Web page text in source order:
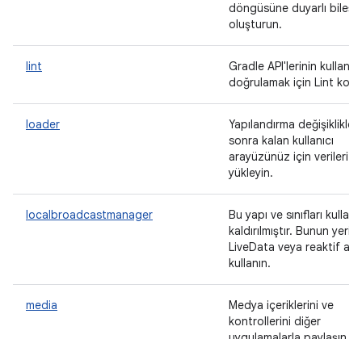
döngüsüne duyarlı
oluşturun.
lint
Gradle API'lerinin
doğrulamak için Lint
loader
Yapılandırma
sonra kalan kullanıcı
arayüzünüz için verileri
yükleyin.
localbroadcastmanager
Bu yapı ve sınıfları
kaldırılmıştır. Bunun
LiveData veya reaktif
kullanın.
media
Medya içeriklerini ve
kontrollerini diğer